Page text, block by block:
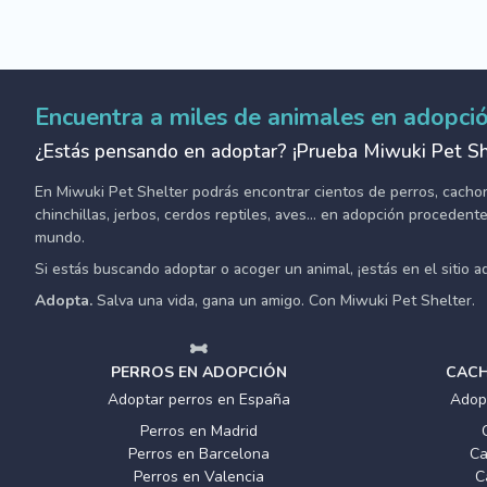
Encuentra a miles de animales en
¿Estás pensando en adoptar? ¡Prueba Miwuki Pet
En Miwuki Pet Shelter podrás encontrar cientos de perros,
chinchillas, jerbos, cerdos reptiles, aves... en adopción
mundo.
Si estás buscando adoptar o acoger un animal, ¡estás en el sitio
Adopta. Salva una vida, gana un amigo. Con Miwuki Pet Shelter.
PERROS EN ADOPCIÓN
Adoptar perros en España
Perros en Madrid
Perros en Barcelona
Perros en Valencia